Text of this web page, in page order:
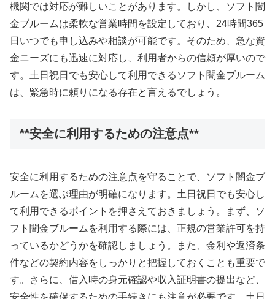
機関では対応が難しいことがあります。しかし、ソフト闇
金ブルームは柔軟な営業時間を設定しており、24時間365
日いつでも申し込みや相談が可能です。そのため、急な資
金ニーズにも迅速に対応し、利用者からの信頼が厚いので
す。土日祝日でも安心して利用できるソフト闇金ブルーム
は、緊急時に頼りになる存在と言えるでしょう。
**安全に利用するための注意点**
安全に利用するための注意点を守ることで、ソフト闇金ブ
ルームを選ぶ理由が明確になります。土日祝日でも安心し
て利用できるポイントを押さえておきましょう。まず、ソ
フト闇金ブルームを利用する際には、正規の営業許可を持
っているかどうかを確認しましょう。また、金利や返済条
件などの契約内容をしっかりと把握しておくことも重要で
す。さらに、借入時の身元確認や収入証明書の提出など、
安全性を確保するための手続きにも注意が必要です。土日